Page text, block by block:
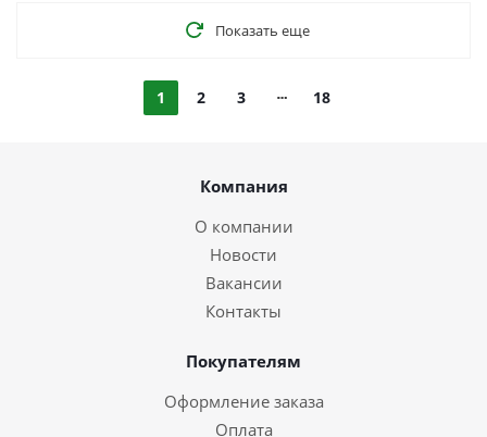
Показать еще
1 2 3 18
Компания
О компании
Новости
Вакансии
Контакты
Покупателям
Оформление заказа
Оплата